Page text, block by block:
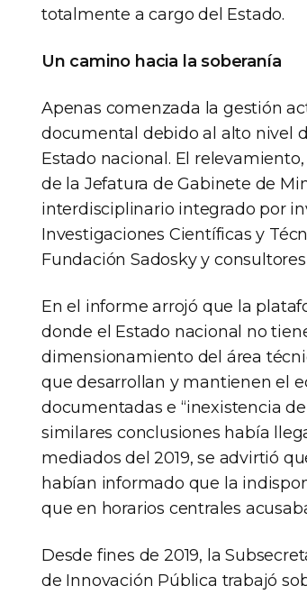
totalmente a cargo del Estado.
Un camino hacia la soberanía
Apenas comenzada la gestión
documental debido al alto nivel
Estado nacional. El
de la Jefatura de Gabinete de
interdisciplinario integrado por
Investigaciones Científicas y
Fundación Sadosky y
En el informe arrojó que la
donde el Estado nacional no
dimensionamiento del área
que desarrollan y mantienen el
documentadas e “inexistencia
similares conclusiones había
mediados del 2019, se advirtió
habían informado que la
que en horarios centrales
Desde fines de 2019, la
de Innovación Pública trabajó